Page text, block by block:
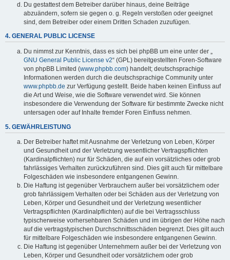
Du gestattest dem Betreiber darüber hinaus, deine Beiträge
abzuändern, sofern sie gegen o. g. Regeln verstoßen oder geeignet
sind, dem Betreiber oder einem Dritten Schaden zuzufügen.
4. GENERAL PUBLIC LICENSE
Du nimmst zur Kenntnis, dass es sich bei phpBB um eine unter der „
GNU General Public License v2“ (GPL) bereitgestellten Foren-Software
von phpBB Limited (www.phpbb.com) handelt; deutschsprachige
Informationen werden durch die deutschsprachige Community unter
www.phpbb.de zur Verfügung gestellt. Beide haben keinen Einfluss auf
die Art und Weise, wie die Software verwendet wird. Sie können
insbesondere die Verwendung der Software für bestimmte Zwecke nicht
untersagen oder auf Inhalte fremder Foren Einfluss nehmen.
5. GEWÄHRLEISTUNG
Der Betreiber haftet mit Ausnahme der Verletzung von Leben, Körper
und Gesundheit und der Verletzung wesentlicher Vertragspflichten
(Kardinalpflichten) nur für Schäden, die auf ein vorsätzliches oder grob
fahrlässiges Verhalten zurückzuführen sind. Dies gilt auch für mittelbare
Folgeschäden wie insbesondere entgangenen Gewinn.
Die Haftung ist gegenüber Verbrauchern außer bei vorsätzlichem oder
grob fahrlässigem Verhalten oder bei Schäden aus der Verletzung von
Leben, Körper und Gesundheit und der Verletzung wesentlicher
Vertragspflichten (Kardinalpflichten) auf die bei Vertragsschluss
typischerweise vorhersehbaren Schäden und im übrigen der Höhe nach
auf die vertragstypischen Durchschnittsschäden begrenzt. Dies gilt auch
für mittelbare Folgeschäden wie insbesondere entgangenen Gewinn.
Die Haftung ist gegenüber Unternehmern außer bei der Verletzung von
Leben, Körper und Gesundheit oder vorsätzlichem oder grob